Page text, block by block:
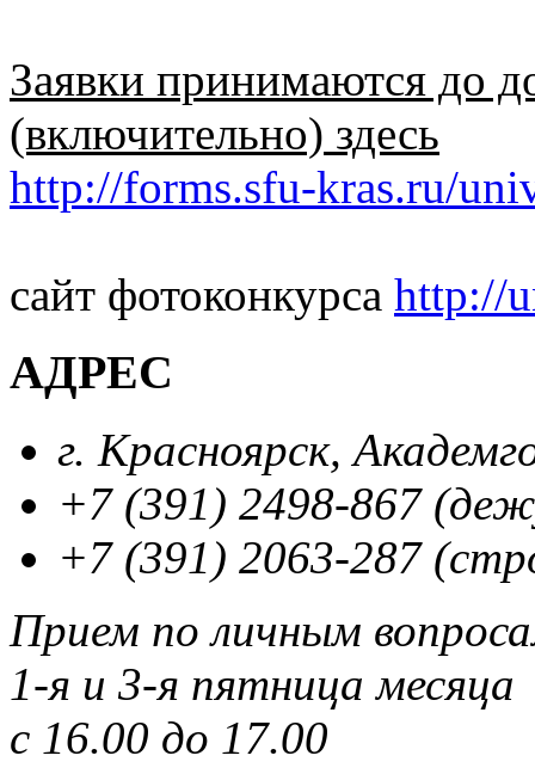
Заявки принимаются до
(включительно) здесь
http://forms.sfu-kras.ru/
сайт фотоконкурса http://
АДРЕС
г. Красноярск,
+7 (391) 2498-867
+7 (391) 2063-287
Прием по личным
1-я и 3-я пятница месяца
с 16.00 до 17.00